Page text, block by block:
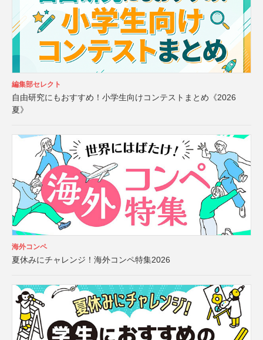
編集部セレクト
自由研究にもおすすめ！小学生向けコンテストまとめ《2026
夏》
海外コンペ
夏休みにチャレンジ！海外コンペ特集2026